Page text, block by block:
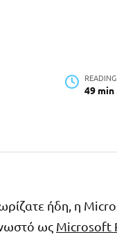
READING
49 min
ήδη, η
ως Microsoft